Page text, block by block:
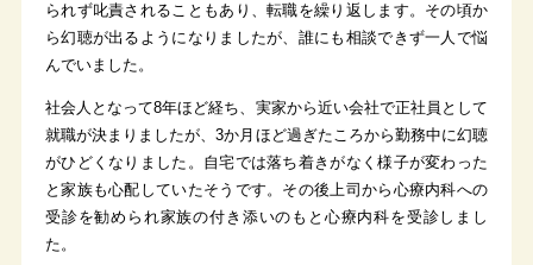
られず叱責されることもあり、転職を繰り返します。その頃か
ら幻聴が出るようになりましたが、誰にも相談できず一人で悩
んでいました。
社会人となって8年ほど経ち、実家から近い会社で正社員として
就職が決まりましたが、3か月ほど過ぎたころから勤務中に幻聴
がひどくなりました。自宅では落ち着きがなく様子が変わった
と家族も心配していたそうです。その後上司から心療内科への
受診を勧められ家族の付き添いのもと心療内科を受診しまし
た。